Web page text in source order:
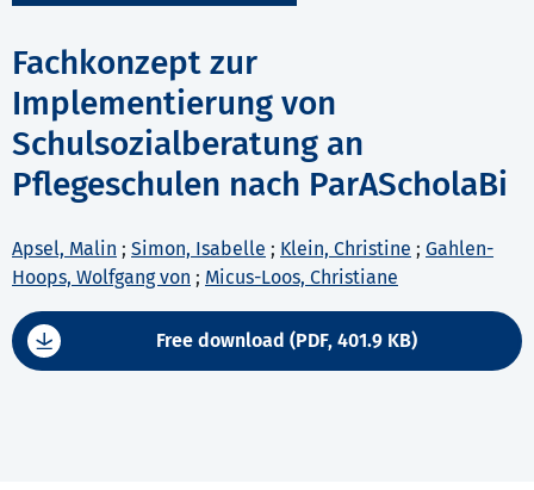
Fachkonzept zur
Implementierung von
Schulsozialberatung an
Pflegeschulen nach ParAScholaBi
Apsel, Malin ; Simon, Isabelle ; Klein, Christine ; Gahlen-
Hoops, Wolfgang von ; Micus-Loos, Christiane
Free download (PDF, 401.9 KB)